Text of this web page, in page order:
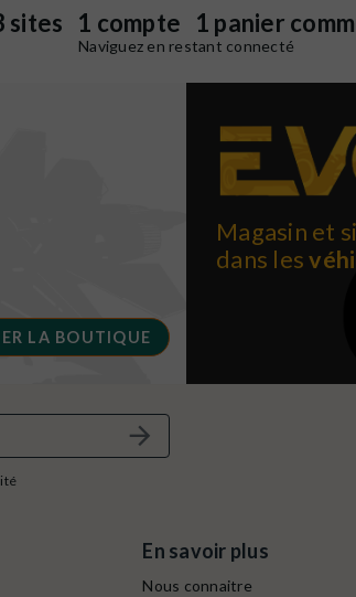
sites 1 compte 1 panier
Naviguez en restant connecté
LA BOUTIQUE
Magasin et
dans les
En savoir plus
Nous connaitre